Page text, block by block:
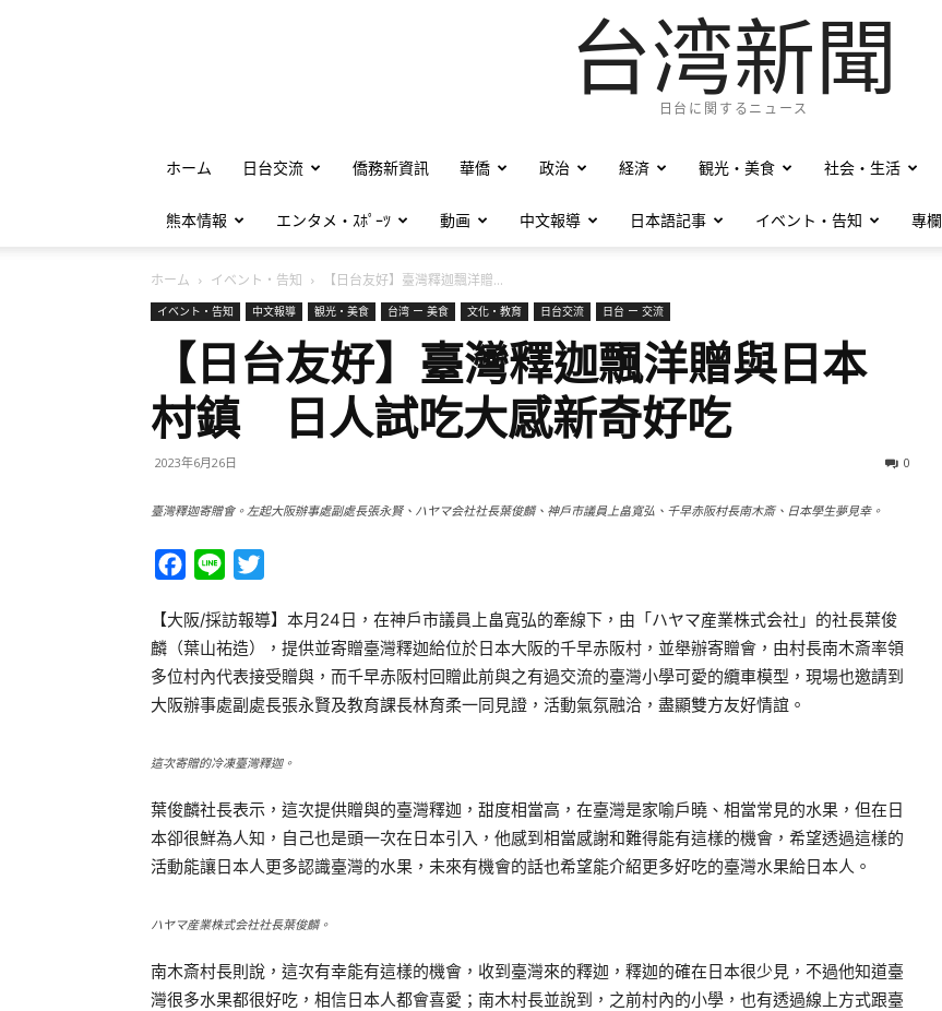
台湾新聞
日台に関するニュース
ホーム 日台交流 僑務新資訊 華僑 政治 経済 観光・美食 社会・生活
熊本情報 エンタメ・ｽﾎﾟｰﾂ 動画 中文報導 日本語記事 イベント・告知 專欄
ホーム イベント・告知 【日台友好】臺灣釋迦飄洋贈...
イベント・告知 中文報導 観光・美食 台湾 ー 美食 文化・教育 日台交流 日台 ー 交流
【日台友好】臺灣釋迦飄洋贈與日本
村鎮 日人試吃大感新奇好吃
2023年6月26日 0
臺灣釋迦寄贈會。左起大阪辦事處副處長張永賢、ハヤマ会社社長葉俊麟、神戶市議員上畠寬弘、千早赤阪村長南木斎、日本學生夢見幸。
Facebook
Line
【大阪/採訪報導】本月24日，在神戶市議員上畠寬弘的牽線下，由「ハヤマ産業株式会社」的社長葉俊
麟（葉山祐造），提供並寄贈臺灣釋迦給位於日本大阪的千早赤阪村，並舉辦寄贈會，由村長南木斎率領
多位村內代表接受贈與，而千早赤阪村回贈此前與之有過交流的臺灣小學可愛的纜車模型，現場也邀請到
大阪辦事處副處長張永賢及教育課長林育柔一同見證，活動氣氛融洽，盡顯雙方友好情誼。
這次寄贈的冷凍臺灣釋迦。
葉俊麟社長表示，這次提供贈與的臺灣釋迦，甜度相當高，在臺灣是家喻戶曉、相當常見的水果，但在日
本卻很鮮為人知，自己也是頭一次在日本引入，他感到相當感謝和難得能有這樣的機會，希望透過這樣的
活動能讓日本人更多認識臺灣的水果，未來有機會的話也希望能介紹更多好吃的臺灣水果給日本人。
ハヤマ産業株式会社社長葉俊麟。
南木斎村長則說，這次有幸能有這樣的機會，收到臺灣來的釋迦，釋迦的確在日本很少見，不過他知道臺
灣很多水果都很好吃，相信日本人都會喜愛；南木村長並說到，之前村內的小學，也有透過線上方式跟臺